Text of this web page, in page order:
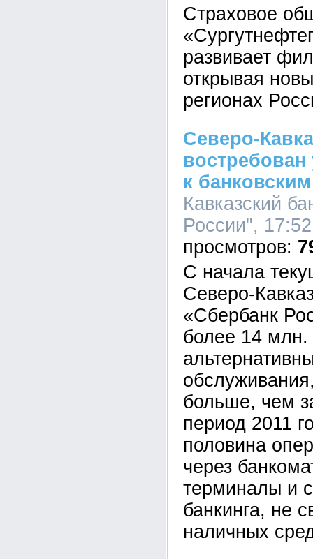
Страховое
развивает
открывая
регионах
Северо-
к
Кавказский
России",
С начала
Северо-
«Сбербанк
более 14 млн.
больше, чем
период 2011
половина
через
терминалы и
банкинга, не
наличных